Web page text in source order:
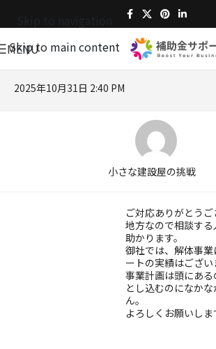
Skip to main content
MENU
2025年10月31日 2:40 PM
小さな建設屋の挑戦
ご対応ありがとうご
地方なので相談す
助かります。
御社では、解体事
ートの実績はござ
事業計画は頭にあ
とし込むのになか
ん。
よろしくお願いしま